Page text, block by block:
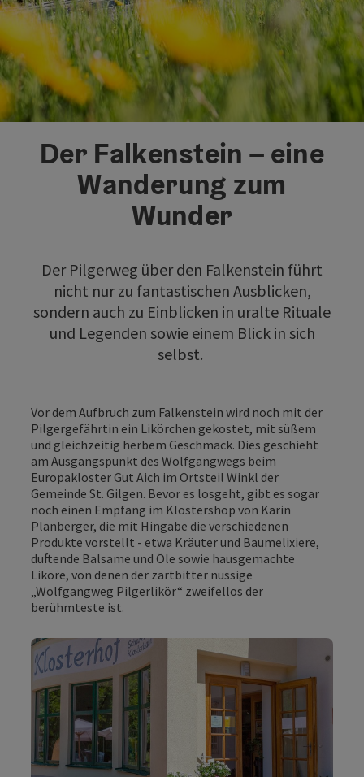
Der Falkenstein – eine
Wanderung zum
Wunder
Der Pilgerweg über den Falkenstein führt
nicht nur zu fantastischen Ausblicken,
sondern auch zu Einblicken in uralte Rituale
und Legenden sowie einem Blick in sich
selbst.
Vor dem Aufbruch zum Falkenstein wird noch mit der
Pilgergefährtin ein Likörchen gekostet, mit süßem
und gleichzeitig herbem Geschmack. Dies geschieht
am Ausgangspunkt des Wolfgangwegs beim
Europakloster Gut Aich im Ortsteil Winkl der
Gemeinde St. Gilgen. Bevor es losgeht, gibt es sogar
noch einen Empfang im Klostershop von Karin
Planberger, die mit Hingabe die verschiedenen
Produkte vorstellt - etwa Kräuter und Baumelixiere,
duftende Balsame und Öle sowie hausgemachte
Liköre, von denen der zartbitter nussige
„Wolfgangweg Pilgerlikör“ zweifellos der
berühmteste ist.